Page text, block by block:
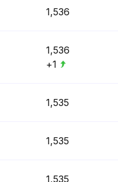
1,536
1,536
+1
1,535
1,535
1,535